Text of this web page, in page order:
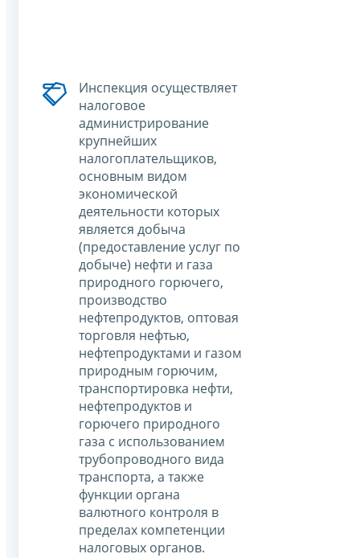
Инспекция осуществляет
налоговое
администрирование
крупнейших
налогоплательщиков,
основным видом
экономической
деятельности которых
является добыча
(предоставление услуг по
добыче) нефти и газа
природного горючего,
производство
нефтепродуктов, оптовая
торговля нефтью,
нефтепродуктами и газом
природным горючим,
транспортировка нефти,
нефтепродуктов и
горючего природного
газа с использованием
трубопроводного вида
транспорта, а также
функции органа
валютного контроля в
пределах компетенции
налоговых органов.